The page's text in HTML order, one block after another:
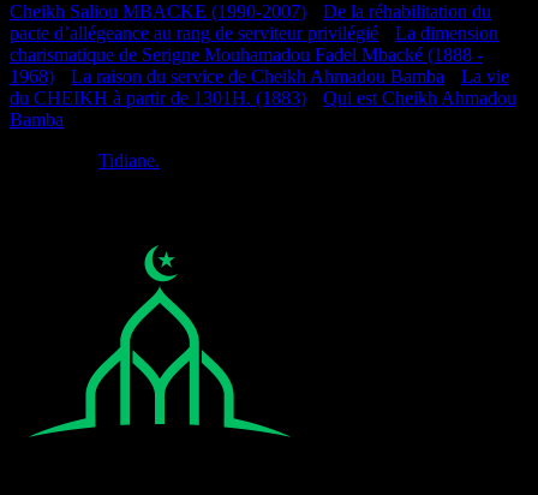
Cheikh Saliou MBACKE (1990-2007)
De la réhabilitation du
pacte d’allégeance au rang de serviteur privilégié
La dimension
charismatique de Serigne Mouhamadou Fadel Mbacké (1888 -
1968)
La raison du service de Cheikh Ahmadou Bamba
La vie
du CHEIKH à partir de 1301H. (1883)
Qui est Cheikh Ahmadou
Bamba
Tidiane.